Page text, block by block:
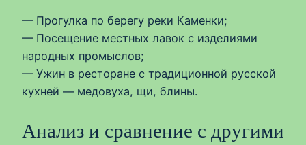
— Прогулка по берегу реки Каменки;
— Посещение местных лавок с изделиями
народных промыслов;
— Ужин в ресторане с традиционной русской
кухней — медовуха, щи, блины.
Анализ и сравнение с другими